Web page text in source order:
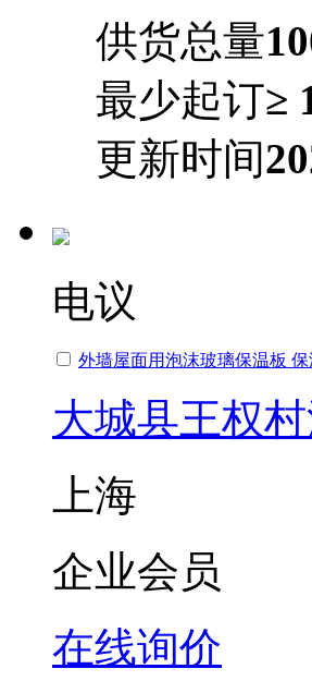
供货总量
最少起订≥
更新时间
电议
外墙屋面用泡沫玻璃保温板
大城县王权
上海
企业会员
在线询价